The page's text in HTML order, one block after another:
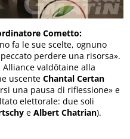
Cometto:
fa le sue scelte, ognuno
perdere una risorsa».
Alliance valdôtaine alla
uscenteChantal Certan
una pausa di riflessione» e
elettorale: due soli
eAlbert Chatrian).